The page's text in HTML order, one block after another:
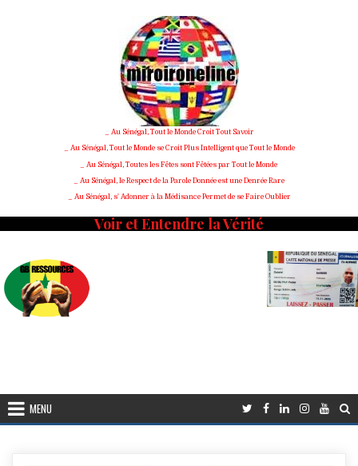
_ Au Sénégal, Tout le Monde Croit Tout Savoir
_ Au Sénégal, Tout le Monde se Croit Plus Intelligent que Tout le Monde
_ Au Sénégal, Toutes les Fêtes sont Fêtées par Tout le Monde
_ Au Sénégal, le Respect de la Parole Donnée est une Denrée Rare
_ Au Sénégal, s' Adonner à la Médisance Permet de se Faire Oublier
Voir et Entendre la Vérité
MENU